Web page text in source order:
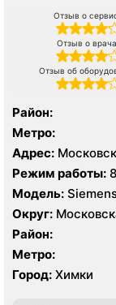
Отзыв о
Отзыв о
Отзыв об
Район:
Метро:
Адрес:
стр 1
Режим работы:
Модель:
Siemens
Округ:
Район:
Метро:
Город: Химки